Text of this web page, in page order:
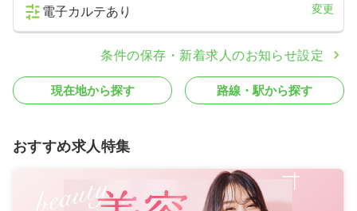
気になる
オペ室(手術室)
日勤のみ（常勤） 一時募集休止
※経験5年の例
4週8休以上
第二新卒可
月給23万円以上可
電子カルテあり 変更
条件の保存・新着求人のお知らせ設定
現在地から探す 路線・駅から探す
おすすめ求人特集